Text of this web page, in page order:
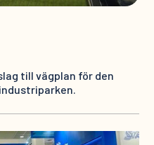
till vägplan för den